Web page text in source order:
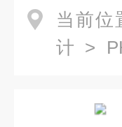
当前位
计 >